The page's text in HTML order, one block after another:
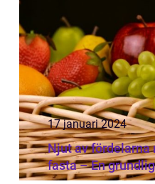
17 januari 2024
Njut av
fasta – En